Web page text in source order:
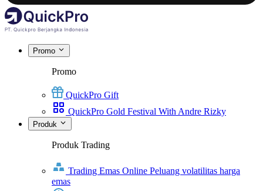
Promo
Promo
QuickPro Gift
QuickPro Gold Festival With Andre Rizky
Produk
Produk Trading
Trading Emas Online Peluang volatilitas harga
emas